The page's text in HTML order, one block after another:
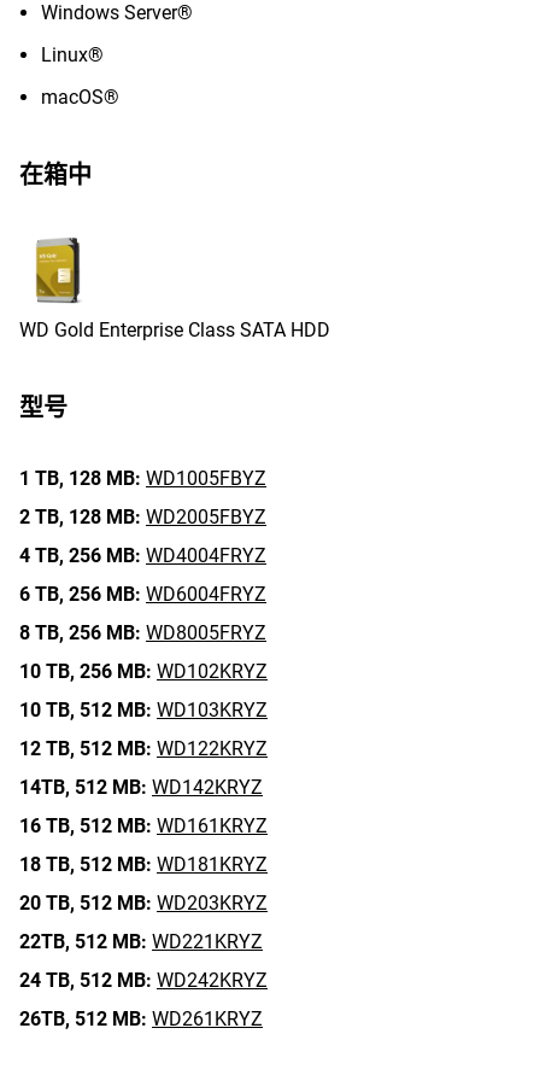
Windows Server®
Linux®
macOS®
在箱中
WD Gold Enterprise Class SATA HDD
型号
1 TB, 128 MB: WD1005FBYZ
2 TB, 128 MB: WD2005FBYZ
4 TB, 256 MB: WD4004FRYZ
6 TB, 256 MB: WD6004FRYZ
8 TB, 256 MB: WD8005FRYZ
10 TB, 256 MB: WD102KRYZ
10 TB, 512 MB: WD103KRYZ
12 TB, 512 MB: WD122KRYZ
14TB, 512 MB: WD142KRYZ
16 TB, 512 MB: WD161KRYZ
18 TB, 512 MB: WD181KRYZ
20 TB, 512 MB: WD203KRYZ
22TB, 512 MB: WD221KRYZ
24 TB, 512 MB: WD242KRYZ
26TB, 512 MB: WD261KRYZ